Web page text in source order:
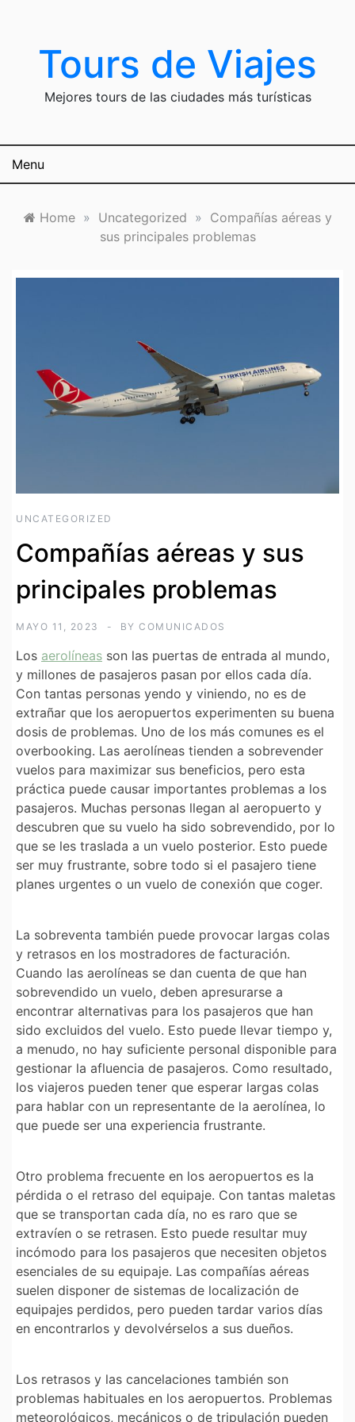
contentTours de Viajes
Mejores tours de las ciudades más turísticas
Menu
Home » Uncategorized » Compañías aéreas y
sus principales problemas
UNCATEGORIZED
Compañías aéreas y sus
principales problemas
MAYO 11, 2023 BY COMUNICADOS
Los aerolíneas son las puertas de entrada al mundo,
y millones de pasajeros pasan por ellos cada día.
Con tantas personas yendo y viniendo, no es de
extrañar que los aeropuertos experimenten su buena
dosis de problemas. Uno de los más comunes es el
overbooking. Las aerolíneas tienden a sobrevender
vuelos para maximizar sus beneficios, pero esta
práctica puede causar importantes problemas a los
pasajeros. Muchas personas llegan al aeropuerto y
descubren que su vuelo ha sido sobrevendido, por lo
que se les traslada a un vuelo posterior. Esto puede
ser muy frustrante, sobre todo si el pasajero tiene
planes urgentes o un vuelo de conexión que coger.
La sobreventa también puede provocar largas colas
y retrasos en los mostradores de facturación.
Cuando las aerolíneas se dan cuenta de que han
sobrevendido un vuelo, deben apresurarse a
encontrar alternativas para los pasajeros que han
sido excluidos del vuelo. Esto puede llevar tiempo y,
a menudo, no hay suficiente personal disponible para
gestionar la afluencia de pasajeros. Como resultado,
los viajeros pueden tener que esperar largas colas
para hablar con un representante de la aerolínea, lo
que puede ser una experiencia frustrante.
Otro problema frecuente en los aeropuertos es la
pérdida o el retraso del equipaje. Con tantas maletas
que se transportan cada día, no es raro que se
extravíen o se retrasen. Esto puede resultar muy
incómodo para los pasajeros que necesiten objetos
esenciales de su equipaje. Las compañías aéreas
suelen disponer de sistemas de localización de
equipajes perdidos, pero pueden tardar varios días
en encontrarlos y devolvérselos a sus dueños.
Los retrasos y las cancelaciones también son
problemas habituales en los aeropuertos. Problemas
meteorológicos, mecánicos o de tripulación pueden